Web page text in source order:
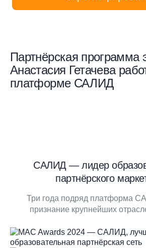
Партнёрская программа
Анастасия Гетачева
платформе САЛИД
САЛИД — лидер
партнёрского
Три года подряд платформа
признание крупнейших